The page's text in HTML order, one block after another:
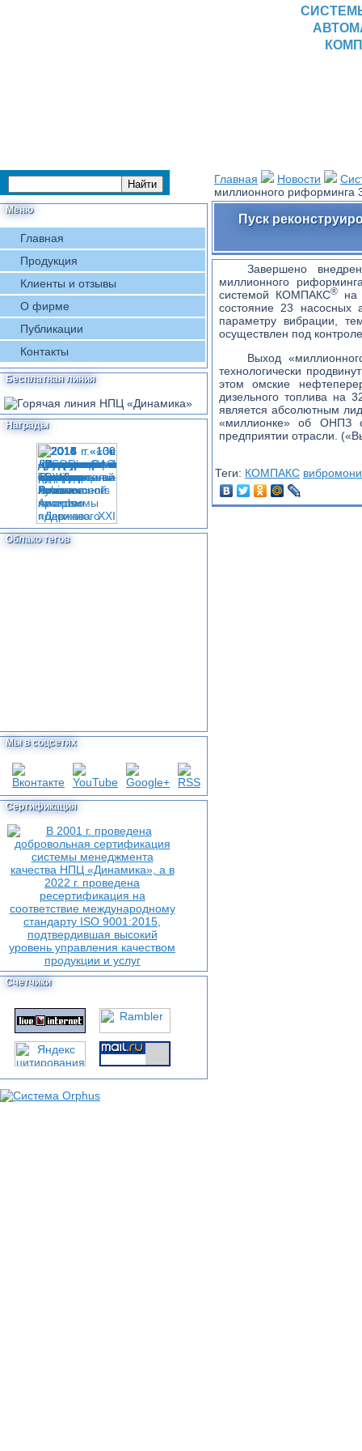
Меню
Главная
Продукция
Клиенты и отзывы
О фирме
Публикации
Контакты
Бесплатная линия
Награды
Облако тегов
Мы в соцсетях
Сертификация
Счетчики
Главная Новости
миллионного
Пуск
Завершено
миллионного
системой КОМПАКС®на
состояние 23 насосных
параметру вибрации,
осуществлен под
Выход
технологически
этом омские
дизельного топлива на
является абсолютным
«миллионке» об ОНПЗ
предприятии отрасли.
Теги: КОМПАКС